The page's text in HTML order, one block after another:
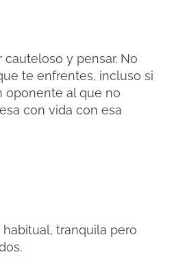
cauteloso y pensar. No
te enfrentes, incluso si
oponente al que no
con vida con esa
tranquila pero